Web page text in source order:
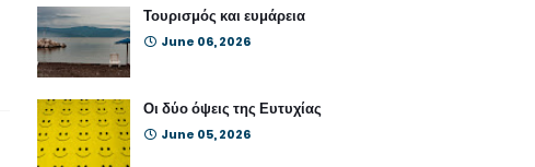
Τουρισμός και ευμάρεια
June 06, 2026
Οι δύο όψεις της Ευτυχίας
June 05, 2026